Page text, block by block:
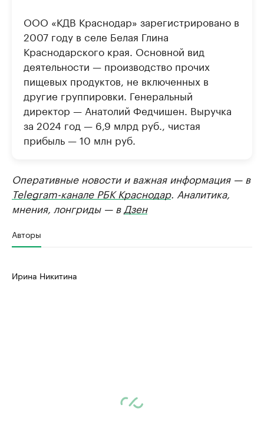
ООО «КДВ Краснодар» зарегистрировано в
2007 году в селе Белая Глина
Краснодарского края. Основной вид
деятельности — производство прочих
пищевых продуктов, не включенных в
другие группировки. Генеральный
директор — Анатолий Федчишен. Выручка
за 2024 год — 6,9 млрд руб., чистая
прибыль — 10 млн руб.
Оперативные новости и важная информация — в
Telegram-канале РБК Краснодар. Аналитика,
мнения, лонгриды — в Дзен
Авторы
Ирина Никитина